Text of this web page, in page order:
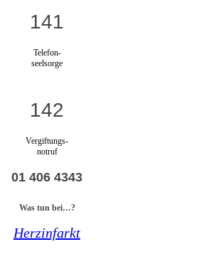
141
Telefon-
seelsorge
142
Vergiftungs-
notruf
01 406 4343
Was tun bei…?
Herzinfarkt